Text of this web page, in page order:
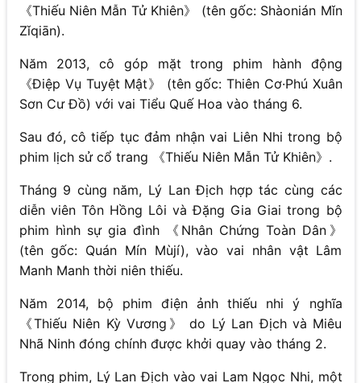
《Thiếu Niên Mẫn Tử Khiên》 (tên gốc: Shàonián Mǐn
Zǐqiān).
Năm 2013, cô góp mặt trong phim hành động
《Điệp Vụ Tuyệt Mật》 (tên gốc: Thiên Cơ·Phú Xuân
Sơn Cư Đồ) với vai Tiểu Quế Hoa vào tháng 6.
Sau đó, cô tiếp tục đảm nhận vai Liên Nhi trong bộ
phim lịch sử cổ trang 《Thiếu Niên Mẫn Tử Khiên》.
Tháng 9 cùng năm, Lý Lan Địch hợp tác cùng các
diễn viên Tôn Hồng Lôi và Đặng Gia Giai trong bộ
phim hình sự gia đình 《Nhân Chứng Toàn Dân》
(tên gốc: Quán Mín Mùjí), vào vai nhân vật Lâm
Manh Manh thời niên thiếu.
Năm 2014, bộ phim điện ảnh thiếu nhi ý nghĩa
《Thiếu Niên Kỳ Vương》 do Lý Lan Địch và Miêu
Nhã Ninh đóng chính được khởi quay vào tháng 2.
Trong phim, Lý Lan Địch vào vai Lam Ngọc Nhi, một